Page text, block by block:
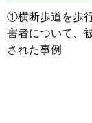
①横断歩道を歩
害者について、
された事例